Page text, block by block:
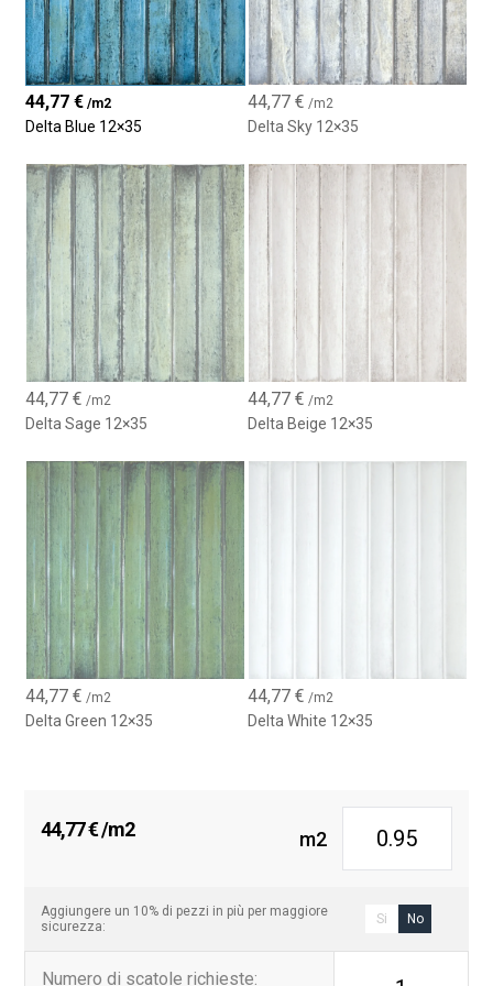
Finitura lucida che dona luminosità
Due versioni:lisciaerilievo
Possibilità di composizioni decorative
Design moderno, versatile e senza tempo
Perfetto per bagni, cucine e pareti interne
44,77€ /m2
Delta Blue 12×35
44,77 € /m2
Delta Sky 12×35
44,77€ /m2
Delta Sage 12×35
44,77 € /m2
Delta Beige 12×35
44,77€ /m2
Delta Green 12×35
44,77 € /m2
Delta White 12×35
44,77€/m2 m2
Aggiungere un 10% di pezzi in più per maggiore
sicurezza:
Si No
Numero di scatole richieste: